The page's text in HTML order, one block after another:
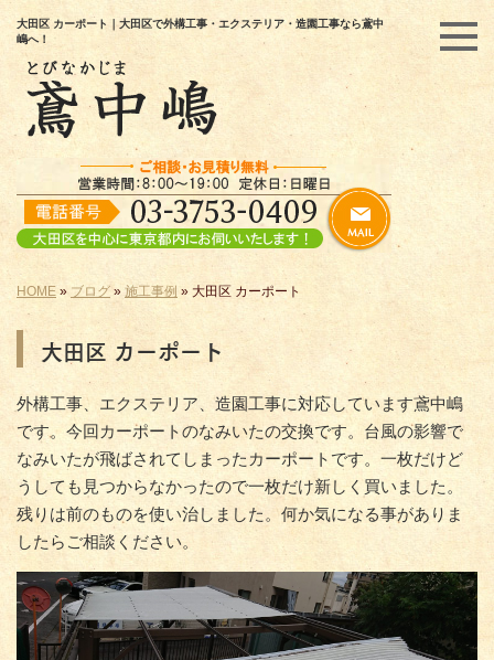
大田区 カーポート｜大田区で外構工事・エクステリア・造園工事なら鳶中
嶋へ！
HOME » ブログ» 施工事例 » 大田区 カーポート
大田区 カーポート
外構工事、エクステリア、造園工事に対応しています鳶中嶋
です。今回カーポートのなみいたの交換です。台風の影響で
なみいたが飛ばされてしまったカーポートです。一枚だけど
うしても見つからなかったので一枚だけ新しく買いました。
残りは前のものを使い治しました。何か気になる事がありま
したらご相談ください。